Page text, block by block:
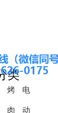
类
烤
肉
电
动